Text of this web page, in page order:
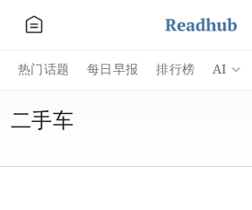
热门话题 每日早报 排行榜 AI
二手车